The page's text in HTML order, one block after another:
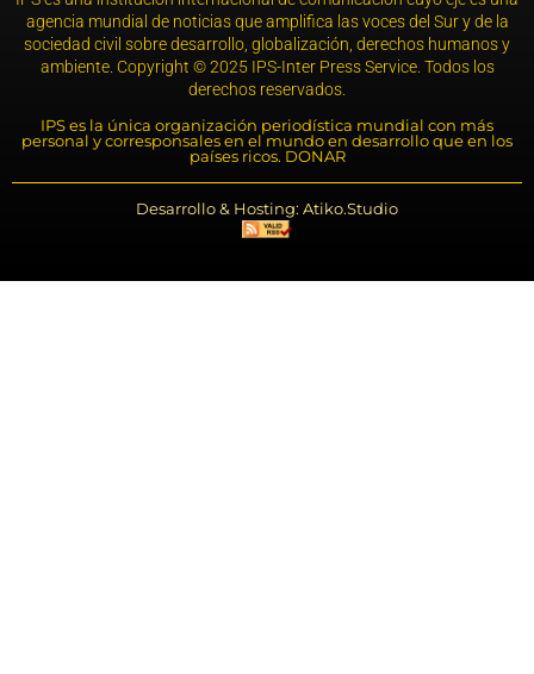
agencia mundial de noticias que amplifica las voces del Sur y de la
sociedad civil sobre desarrollo, globalización, derechos humanos y
ambiente. Copyright © 2025 IPS-Inter Press Service. Todos los
derechos reservados.
IPS es la única organización periodística mundial con más
personal y corresponsales en el mundo en desarrollo que en los
países ricos. DONAR
Desarrollo & Hosting: Atiko.Studio